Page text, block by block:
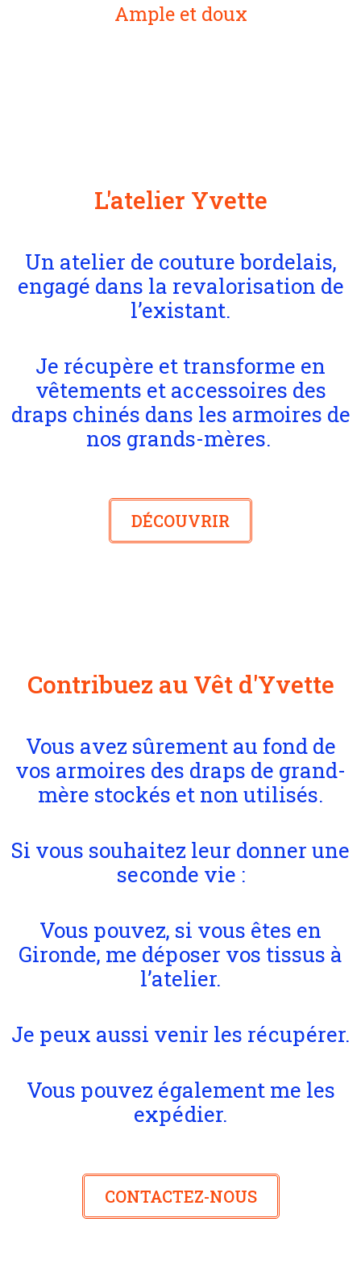
Ample et doux
L'atelier Yvette
Un atelier de couture bordelais,
engagé dans la revalorisation de
l’existant.
Je récupère et transforme en
vêtements et accessoires des
draps chinés dans les armoires de
nos grands-mères.
DÉCOUVRIR
Contribuez au Vêt d'Yvette
Vous avez sûrement au fond de
vos armoires des draps de grand-
mère stockés et non utilisés.
Si vous souhaitez leur donner une
seconde vie :
Vous pouvez, si vous êtes en
Gironde, me déposer vos tissus à
l’atelier.
Je peux aussi venir les récupérer.
Vous pouvez également me les
expédier.
CONTACTEZ-NOUS